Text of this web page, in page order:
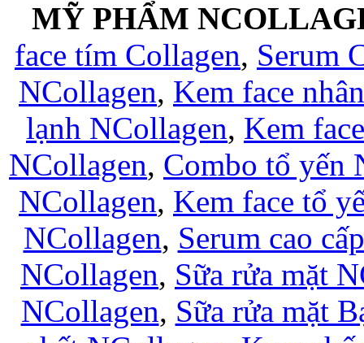
MỸ PHẨM
face tím Collagen, Serum
NCollagen, Kem face
lạnh NCollagen, Kem
NCollagen, Combo tổ yến
NCollagen, Kem face tổ
NCollagen, Serum cao
NCollagen, Sữa rửa mặt
NCollagen, Sữa rửa mặt